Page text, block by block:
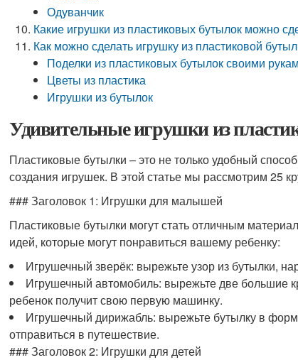
Одуванчик
Какие игрушки из пластиковых бутылок можно
Как можно сделать игрушку из пластиковой
Поделки из пластиковых бутылок своими
Цветы из пластика
Игрушки из бутылок
Удивительные игрушки из
Пластиковые бутылки – это не только удобный
создания игрушек. В этой статье мы рассмотрим 25
### Заголовок 1: Игрушки для малышей
Пластиковые бутылки могут стать отличным
идей, которые могут понравиться вашему ребенку:
Игрушечный зверёк: вырежьте узор из бутылки,
Игрушечный автомобиль: вырежьте две большие
ребенок получит свою первую машинку.
Игрушечный дирижабль: вырежьте бутылку в
отправиться в путешествие.
### Заголовок 2: Игрушки для детей